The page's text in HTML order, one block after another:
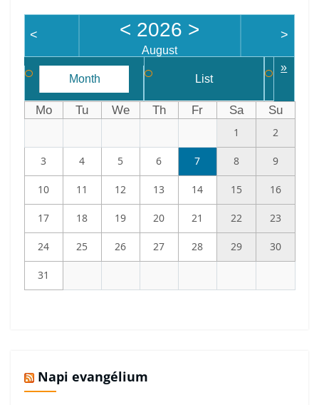
< < 2026 >
August
>
»
Month
List
Mo Tu We Th Fr Sa
Su
1
2
3 4 5 6 7 8 9
10 11 12 13 14 15 16
17 18 19 20 21 22 23
24 25 26 27 28 29 30
31
Napi evangélium